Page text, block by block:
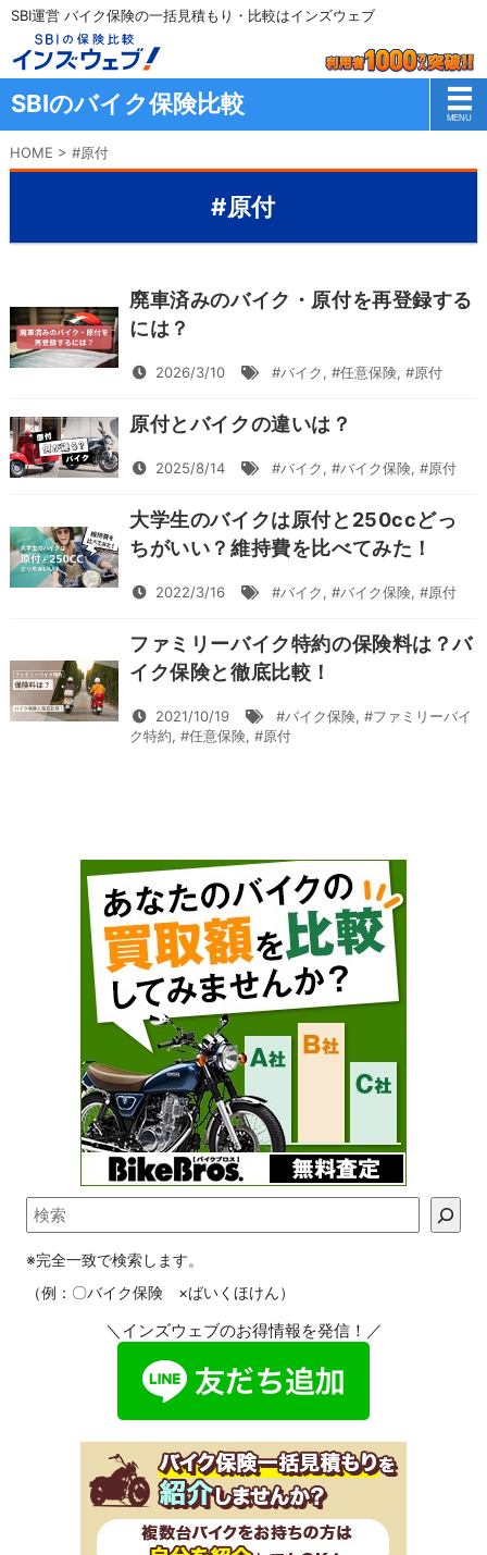
SBI運営 バイク保険の一括見積もり・比較はインズウェブ
SBIのバイク保険比較
HOME > #原付
#原付
廃車済みのバイク・原付を再登録する
には？
2026/3/10 #バイク, #任意保険, #原付
原付とバイクの違いは？
2025/8/14 #バイク, #バイク保険, #原付
大学生のバイクは原付と250ccどっ
ちがいい？維持費を比べてみた！
2022/3/16 #バイク, #バイク保険, #原付
ファミリーバイク特約の保険料は？バ
イク保険と徹底比較！
2021/10/19 #バイク保険, #ファミリーバイ
ク特約, #任意保険, #原付
※完全一致で検索します。
（例：〇バイク保険 ×ばいくほけん）
＼インズウェブのお得情報を発信！／